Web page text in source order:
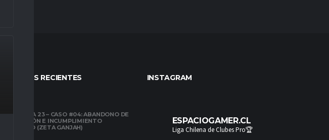
ENTRADAS RECIENTES
TEMPORADA 23 – CASO #04: ABANDONO DE
COMPETICIÓN E INCUMPLIMIENTO
ECONÓMICO (ZETA GANJAH)
INSTAGRAM
ESPACIOGAMER.CL
Liga Chilena de Clubes Pro🏆